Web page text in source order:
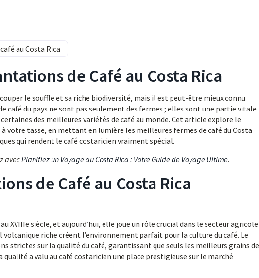
au Costa Rica
de Café au Costa Rica
le souffle et sa riche biodiversité, mais il est peut-être mieux connu
café du pays ne sont pas seulement des fermes ; elles sont une partie vitale
des meilleures variétés de café au monde. Cet article explore le
votre tasse, en mettant en lumière les meilleures fermes de café du Costa
qui rendent le café costaricien vraiment spécial.
avecPlanifiez un Voyage au Costa Rica : Votre Guide de Voyage Ultime.
de Café au Costa Rica
XVIIIe siècle, et aujourd’hui, elle joue un rôle crucial dans le secteur agricole
riche créent l’environnement parfait pour la culture du café. Le
strictes sur la qualité du café, garantissant que seuls les meilleurs grains de
a valu au café costaricien une place prestigieuse sur le marché